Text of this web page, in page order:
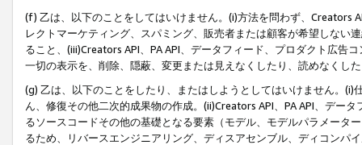
(f) 乙は、以下のことをしてはいけません。(i)方法を問わず、Creators
レクトマーケティング、スパミング、販売者または顧客が希望しない
ること、(iii)Creators API、PA API、データフィード、プロダクト広告
一切の表示を、削除、隠蔽、変更または見えなくしたり、読めなくし
(g) 乙は、以下のことをしたり、またはしようとしてはいけません。
ん、修復その他二次的成果物の作成。(ii)Creators API、PA API、デー
るソースコードその他の基礎となる要素（モデル、モデルパラメータ
るため、リバースエンジニアリング、ディスアセンブル、ディコンパ